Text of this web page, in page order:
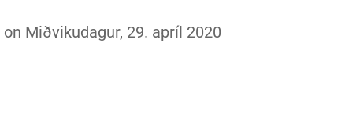
on Miðvikudagur, 29. apríl 2020